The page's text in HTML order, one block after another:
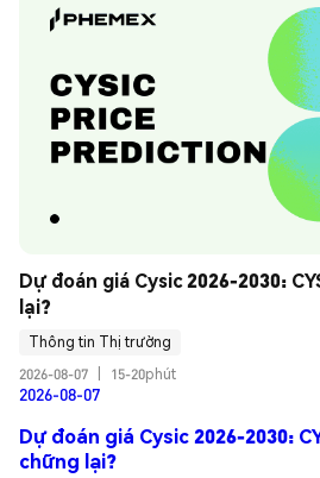
Dự đoán giá Cysic 2026-2030:
lại?
Thông tin Thị trường
2026-08-07
15-20phút
2026-08-07
Dự đoán giá Cysic 2026-2030:
chững lại?